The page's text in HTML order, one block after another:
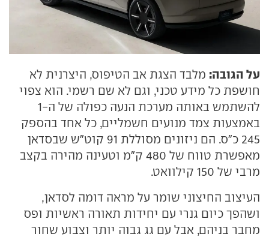
על הגובה: מלבד הצגת אב הטיפוס, היצרנית לא
חושפת כל מידע טכני, וגם לא שם רשמי. הוא צפוי
להשתמש באותה מערכת הנעה כפולה של ה-1
באמצעות צמד מנועים חשמליים, כל אחד בהספק
245 כ"ס. הם ניזונים מסוללת 91 קוט"ש שבסדאן
מאפשרת טווח של 480 ק"מ וטעינה מהירה בקצב
מרבי של 150 קילוואט.
העיצוב החיצוני שומר על מראה דומה לסדאן,
ושהפך כיום גנרי עם יחידות תאורה ראשיות ופס
מחבר בניהם, אבל עם גג גבוה יותר וצבוע שחור